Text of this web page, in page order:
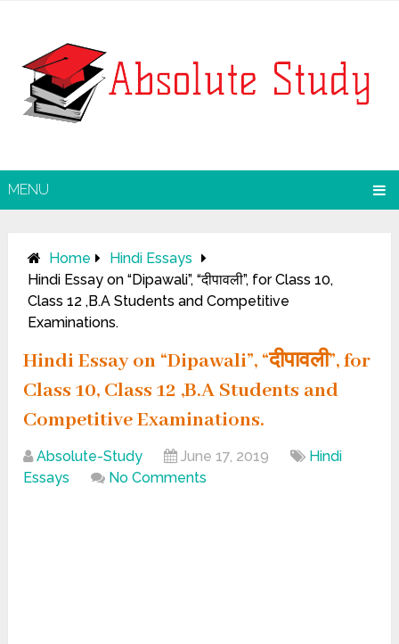
MENU
Home
Hindi Essays
Hindi Essay on “Dipawali”, “दीपावली”, for Class 10,
Class 12 ,B.A Students and Competitive
Examinations.
Hindi Essay on “Dipawali”, “दीपावली”, for
Class 10, Class 12 ,B.A Students and
Competitive Examinations.
Absolute-Study June 17, 2019
Hindi
Essays
No Comments